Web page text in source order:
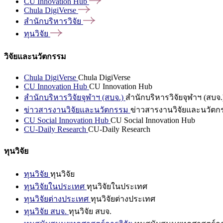
Chula DigiVerse
สำนักบริหารวิจัย
ทุนวิจัย
วิจัยและนวัตกรรม
Chula DigiVerse Chula DigiVerse
CU Innovation Hub CU Innovation Hub
สำนักบริหารวิจัยจุฬาฯ (สบจ.) สำนักบริหารวิจัยจุฬาฯ (สบจ
ข่าวสารงานวิจัยและนวัตกรรม ข่าวสารงานวิจัยและนวัตก
CU Social Innovation Hub CU Social Innovation Hub
CU-Daily Research CU-Daily Research
ทุนวิจัย
ทุนวิจัย ทุนวิจัย
ทุนวิจัยในประเทศ ทุนวิจัยในประเทศ
ทุนวิจัยต่างประเทศ ทุนวิจัยต่างประเทศ
ทุนวิจัย สบจ. ทุนวิจัย สบจ.